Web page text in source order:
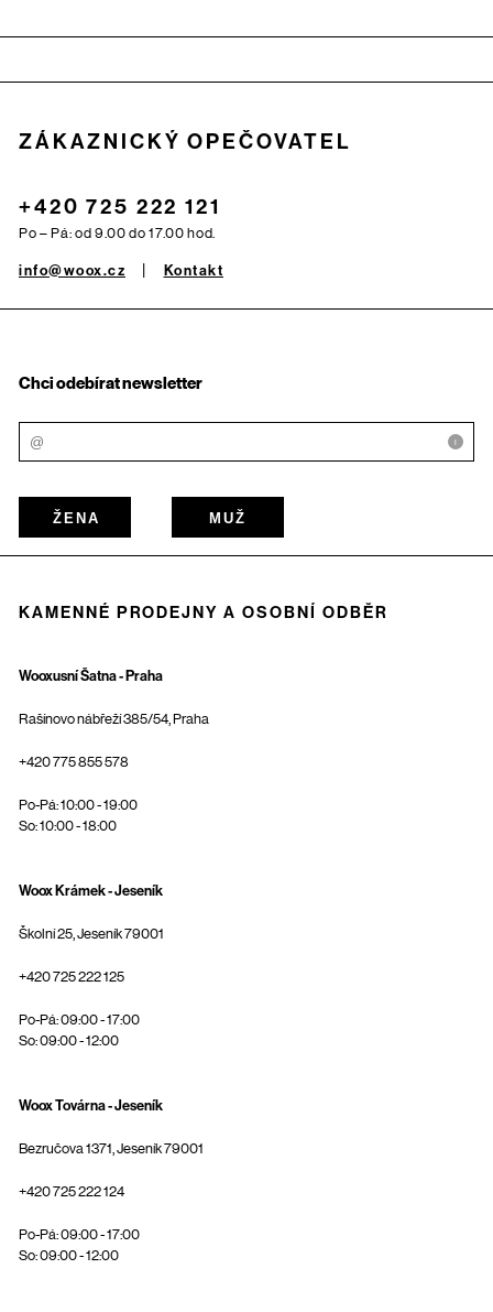
ZÁKAZNICKÝ OPEČOVATEL
+420 725 222 121
Po – Pá: od 9.00 do 17.00 hod.
info@woox.cz Kontakt
Chci odebírat newsletter
i
ŽENA MUŽ
KAMENNÉ PRODEJNY A OSOBNÍ ODBĚR
Wooxusní Šatna - Praha
Rašínovo nábřeží 385/54, Praha
+420 775 855 578
Po-Pá: 10:00 - 19:00
So: 10:00 - 18:00
Woox Krámek - Jeseník
Školní 25, Jeseník 79001
+420 725 222 125
Po-Pá: 09:00 - 17:00
So: 09:00 - 12:00
Woox Továrna - Jeseník
Bezručova 1371, Jeseník 79001
+420 725 222 124
Po-Pá: 09:00 - 17:00
So: 09:00 - 12:00